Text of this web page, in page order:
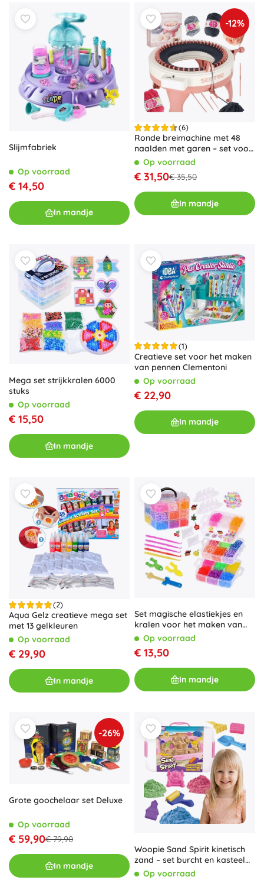
Slijmfabriek
Op voorraad
€ 14,50
In mandje
-12%
(6)
Ronde breimachine met 48
naalden met garen – set voor
kinderen en beginners
Op voorraad
€ 31,50€ 35,50
In mandje
Mega set strijkkralen 6000
stuks
Op voorraad
€ 15,50
In mandje
(1)
Creatieve set voor het maken
van pennen Clementoni
Op voorraad
€ 22,90
In mandje
(2)
Aqua Gelz creatieve mega set
met 13 gelkleuren
Op voorraad
€ 29,90
In mandje
Set magische elastiekjes en
kralen voor het maken van
armbanden 4500 stuks
Op voorraad
€ 13,50
In mandje
-26%
Grote goochelaar set Deluxe
Op voorraad
€ 59,90€ 79,90
In mandje
Woopie Sand Spirit kinetisch
zand – set burcht en kasteel
(24-delig)
Op voorraad